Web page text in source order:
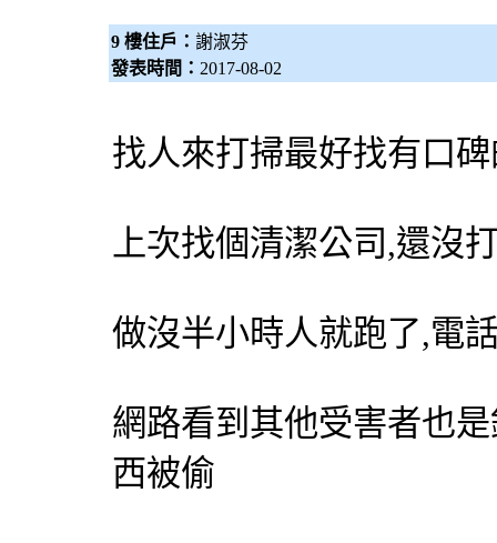
9 樓住戶： 謝淑芬
發表時間： 2017-08-02
找人來打掃最好找有口
上次找個清潔公司,還沒
做沒半小時人就跑了,電
網路看到其他受害者也
西被偷